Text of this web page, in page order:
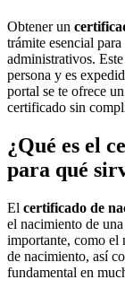
Obtener un
trámite esencial
administrativos.
persona y es
portal se te ofrece
certificado sin
¿Qué es el
para qué
El certificado de
el nacimiento de
importante, como el
de nacimiento, así
fundamental en